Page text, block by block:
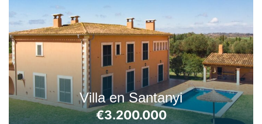
Villa en Santanyi
€3.200.000